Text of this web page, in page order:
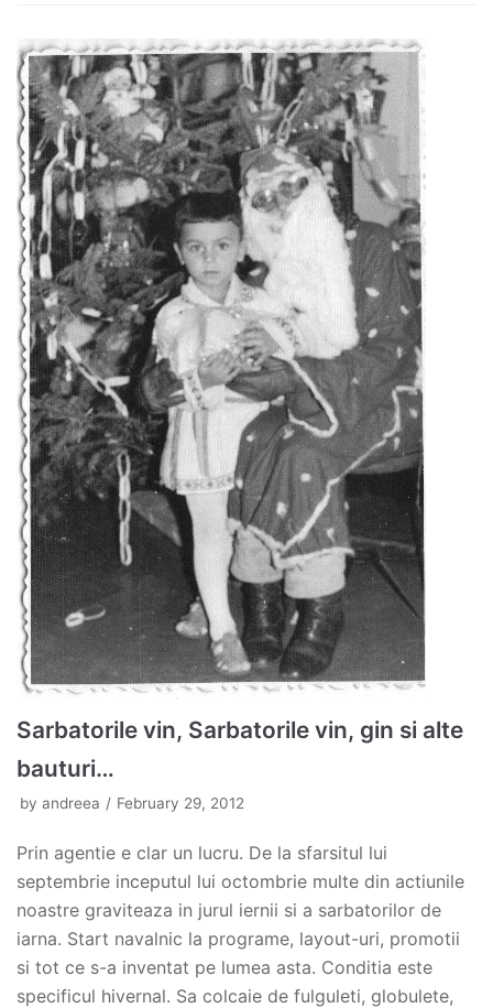
Sarbatorile vin, Sarbatorile vin, gin si alte
bauturi…
by andreea February 29, 2012
Prin agentie e clar un lucru. De la sfarsitul lui
septembrie inceputul lui octombrie multe din actiunile
noastre graviteaza in jurul iernii si a sarbatorilor de
iarna. Start navalnic la programe, layout-uri, promotii
si tot ce s-a inventat pe lumea asta. Conditia este
specificul hivernal. Sa colcaie de fulguleti, globulete,